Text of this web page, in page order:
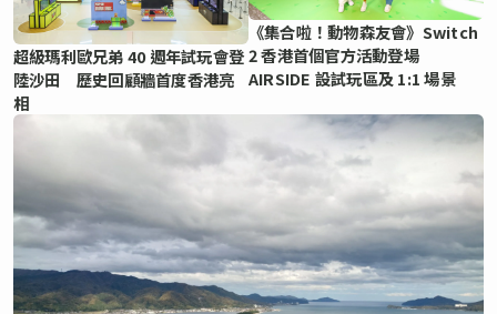
超級瑪利歐兄弟 40 週年試玩會登
陸沙田 歷史回顧牆首度香港亮
相
《集合啦！動物森友會》Switch
2 香港首個官方活動登場
AIRSIDE 設試玩區及 1:1 場景